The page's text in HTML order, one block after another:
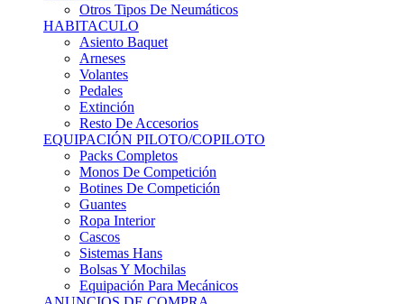
HABITACULO
Asiento Baquet
Arneses
Volantes
Pedales
Extinción
Resto De Accesorios
EQUIPACIÓN PILOTO/COPILOTO
Packs Completos
Monos De Competición
Botines De Competición
Guantes
Ropa Interior
Cascos
Sistemas Hans
Bolsas Y Mochilas
Equipación Para Mecánicos
ANUNCIOS DE COMPRA
Compra De Piezas